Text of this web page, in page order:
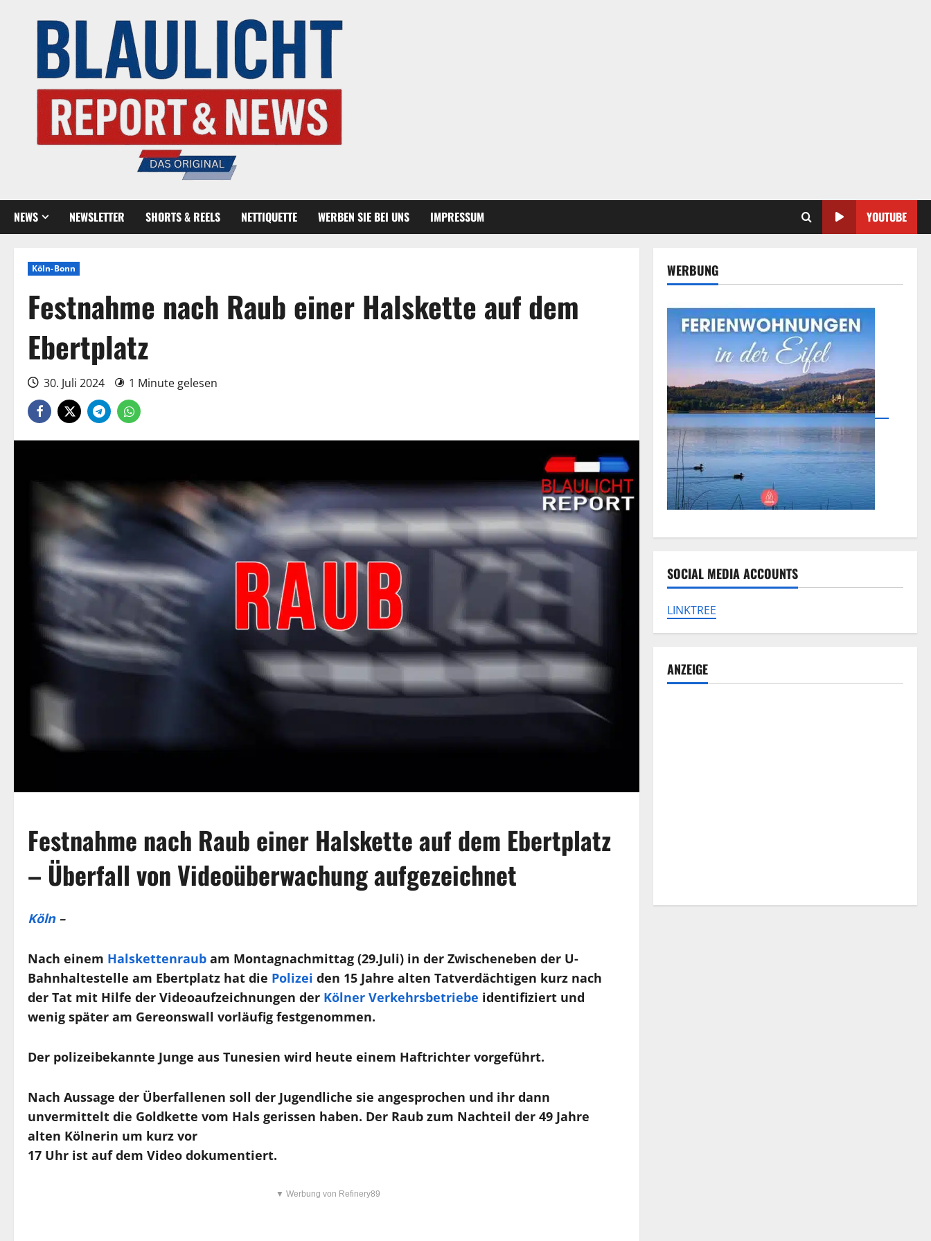
NEWS NEWSLETTER SHORTS & REELS NETTIQUETTE WERBEN SIE BEI UNS IMPRESSUM YOUTUBE
Köln-Bonn
Festnahme nach Raub einer Halskette auf dem
Ebertplatz
30. Juli 2024 1 Minute gelesen
Festnahme nach Raub einer Halskette auf dem Ebertplatz
– Überfall von Videoüberwachung aufgezeichnet
Köln–
Nach einem Halskettenraub am Montagnachmittag (29.Juli) in der Zwischeneben der U-
Bahnhaltestelle am Ebertplatz hat die Polizei den 15 Jahre alten Tatverdächtigen kurz nach
der Tat mit Hilfe der Videoaufzeichnungen der Kölner Verkehrsbetriebe identifiziert und
wenig später am Gereonswall vorläufig festgenommen.
Der polizeibekannte Junge aus Tunesien wird heute einem Haftrichter vorgeführt.
Nach Aussage der Überfallenen soll der Jugendliche sie angesprochen und ihr dann
unvermittelt die Goldkette vom Hals gerissen haben. Der Raub zum Nachteil der 49 Jahre
alten Kölnerin um kurz vor
17 Uhr ist auf dem Video dokumentiert.
▼ Werbung von Refinery89
WERBUNG
SOCIAL MEDIA ACCOUNTS
LINKTREE
ANZEIGE